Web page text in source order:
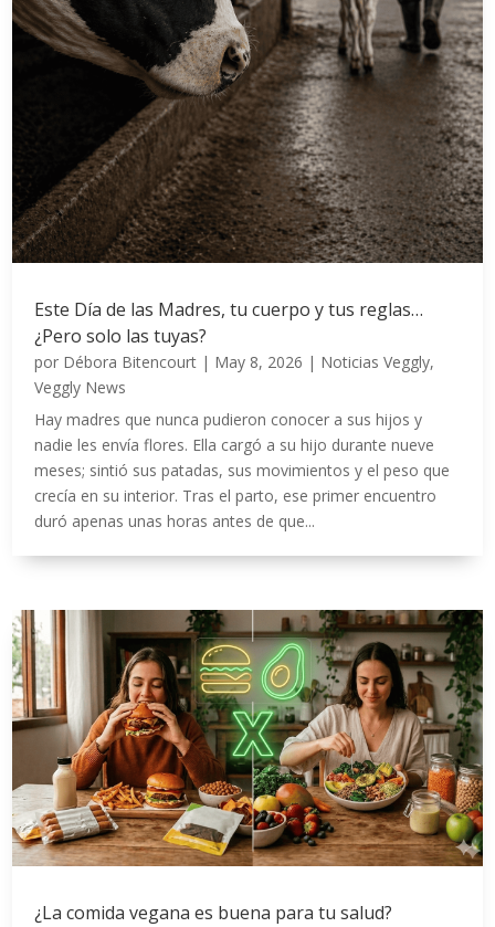
Este Día de las Madres, tu cuerpo y tus reglas…
¿Pero solo las tuyas?
por Débora Bitencourt | May 8, 2026 | Noticias Veggly,
Veggly News
Hay madres que nunca pudieron conocer a sus hijos y
nadie les envía flores. Ella cargó a su hijo durante nueve
meses; sintió sus patadas, sus movimientos y el peso que
crecía en su interior. Tras el parto, ese primer encuentro
duró apenas unas horas antes de que...
¿La comida vegana es buena para tu salud?